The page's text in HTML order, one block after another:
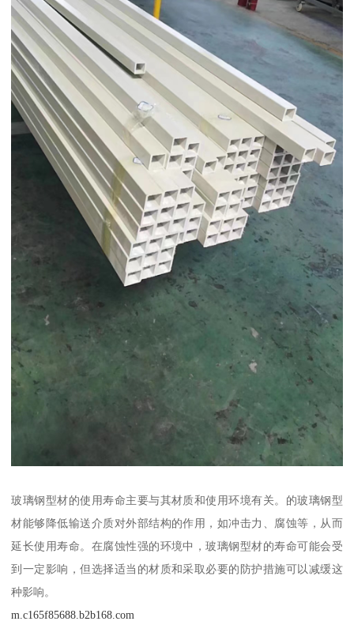
玻璃钢型材的使用寿命主要与其材质和使用环境有关。的玻璃钢型
材能够降低输送介质对外部结构的作用，如冲击力、腐蚀等，从而
延长使用寿命。在腐蚀性强的环境中，玻璃钢型材的寿命可能会受
到一定影响，但选择适当的材质和采取必要的防护措施可以减缓这
种影响。
m.c165f85688.b2b168.com